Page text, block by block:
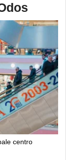
centro